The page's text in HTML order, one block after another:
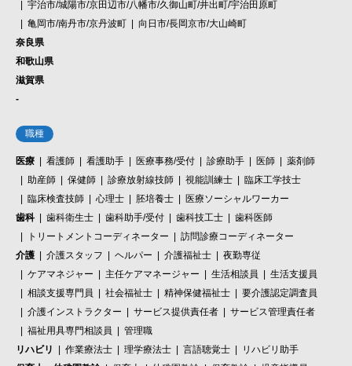
宇治市/城陽市/京田辺市/八幡市/久御山町/井出町/宇治田原町
亀岡市/南丹市/京丹波町
向日市/長岡京市/大山崎町
奈良県
和歌山県
滋賀県
-
職種
医療 看護師 看護助手 医療事務/受付 診療助手 医師
薬剤師
助産師
保健師 診療放射線技師 視能訓練士
臨床工学技士
臨床検査技師
心理士 胚培養士
医療ソーシャルワーカー
歯科
歯科衛生士 歯科助手/受付 歯科技工士
歯科医師
トリートメントコーディネーター
訪問診療コーディネーター
介護
介護スタッフ ヘルパー 介護福祉士
夜勤専従
ケアマネジャー
主任ケアマネージャー 生活相談員
生活支援員
相談支援専門員
社会福祉士 精神保健福祉士
要介護認定調査員
介護インストラクター
サービス提供責任者
サービス管理責任者
福祉用具専門相談員
管理職
リハビリ
作業療法士 理学療法士 言語聴覚士
リハビリ助手